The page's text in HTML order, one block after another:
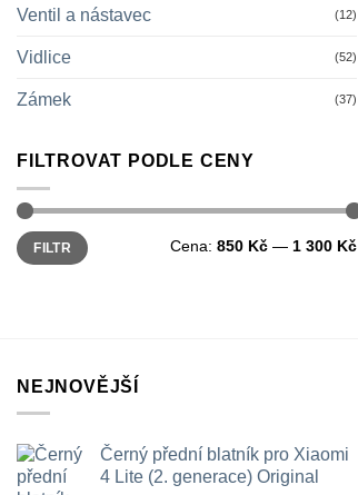
Ventil a nástavec (12)
Vidlice (52)
Zámek (37)
FILTROVAT PODLE CENY
Minimální
cena
Maximální
cenaFILTR Cena: 850 Kč — 1 300 Kč
NEJNOVĚJŠÍ
Černý přední blatník pro Xiaomi
4 Lite (2. generace) Original